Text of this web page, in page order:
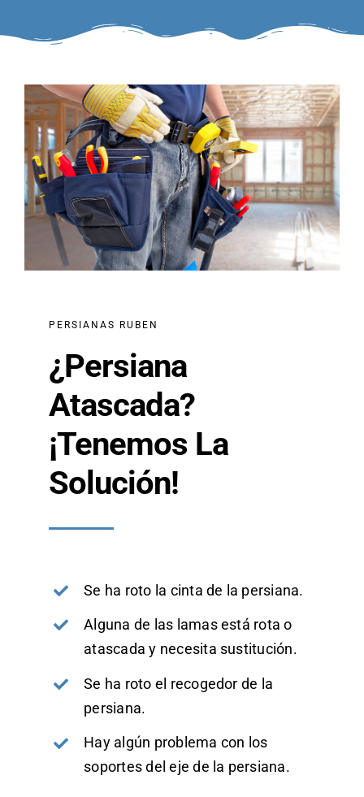
PERSIANAS RUBEN
¿Persiana
Atascada?
¡Tenemos La
Solución!
Se ha roto la cinta de la persiana.
Alguna de las lamas está rota o
atascada y necesita sustitución.
Se ha roto el recogedor de la
persiana.
Hay algún problema con los
soportes del eje de la persiana.